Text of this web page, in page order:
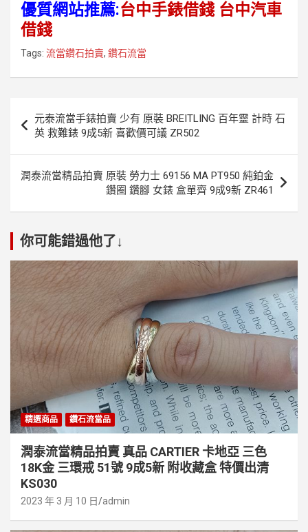
優質網站推薦:台中手錶借錢 台中汽車
借錢
Tags: 流當鑽石拍賣, 鑽石流當
章
導
覽
元泰流當手錶拍賣 少有 原裝 BREITLING 百年靈 計時 石
英 救難錶 9成5新 喜歡價可議 ZR502
潤泰流當精品拍賣 原裝 勞力士 69156 MA PT950 純鉑金
鑽圈 鑽腳 女錶 盒單齊 9成9新 ZR461
你可能錯過他了↓
精選商品 鑽石流當品
潤泰流當精品拍賣 真品 CARTIER 卡地亞 三色
18K金 三環戒 51號 9成5新 附收藏盒 特價出清
KS030
2023 年 3 月 10 日 admin